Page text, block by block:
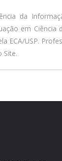
da
em Ciência
ECA/USP.
Site.